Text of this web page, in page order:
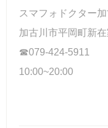
スマフォドクター
加古川市平岡町新
☎079-424-5911
10:00~20:00